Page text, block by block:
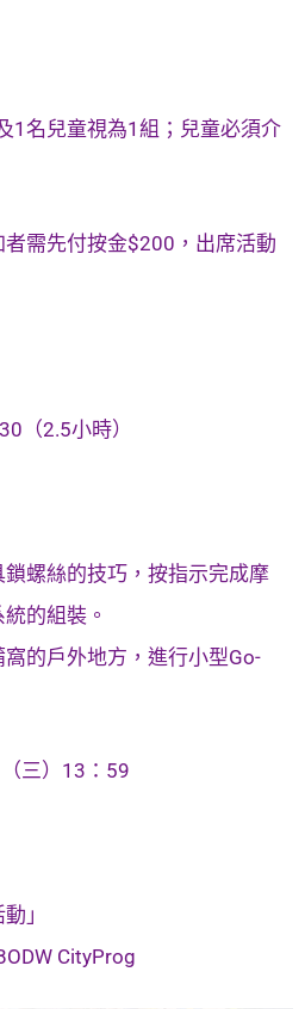
1名兒童視為1組；兒童必須介
者需先付按金$200，出席活動
（2.5小時）
螺絲的技巧，按指示完成摩
的組裝。
的戶外地方，進行小型Go-
三）13：59
」
CityProg